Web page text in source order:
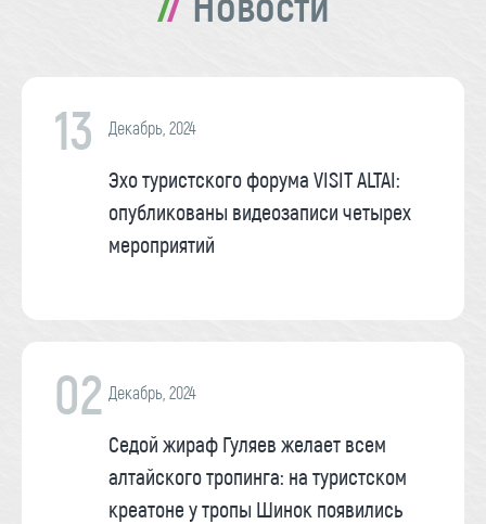
13 Декабрь, 2024
Эхо туристского форума VISIT ALTAI:
опубликованы видеозаписи четырех
мероприятий
02 Декабрь, 2024
Седой жираф Гуляев желает всем
алтайского тропинга: на туристском
креатоне у тропы Шинок появились